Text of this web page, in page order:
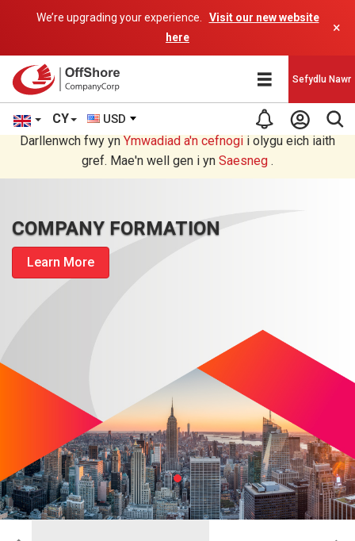
We’re upgrading your experience.
Visit our new website
here
×
CY USD
Sefydlu Nawr
Rydych chi'n darllen yn Welsh cyfieithu gan raglen AI.
Darllenwch fwy yn Ymwadiad a'n cefnogi i olygu eich iaith
gref. Mae'n well gen i yn Saesneg .
COMPANY FORMATION
Learn More